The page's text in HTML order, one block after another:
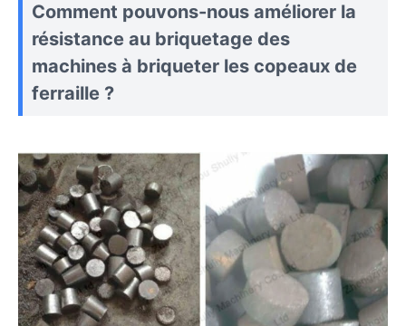
Comment pouvons-nous améliorer la
résistance au briquetage des
machines à briqueter les copeaux de
ferraille ?